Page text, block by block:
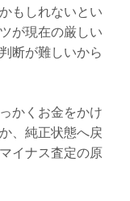
もしれないとい
が現在の厳しい
断が難しいから
かくお金をかけ
、純正状態へ戻
イナス査定の原